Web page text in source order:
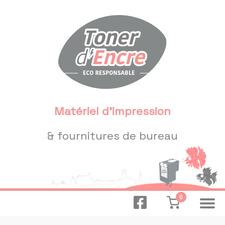
Matériel d'impression
& fournitures de bureau
0